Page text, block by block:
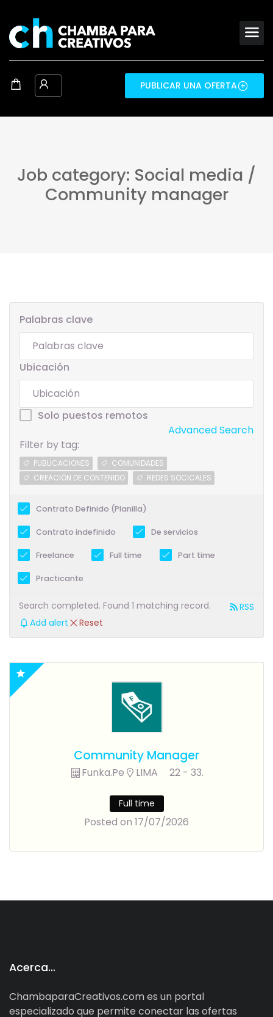
PUBLICAR UNA OFERTA
Job category: Social media /
Community manager
Palabras clave
Ubicación
Solo puestos remotos
Advanced Search
Filter by tag:
PUBLICACIONES
COMUNIDADES
CREACIÓN DE CONTENIDO
REDES SOCICALES
Contrato Definido (Planilla)
Contrato indefinido De servicios
Freelance Full time Part time
Practicante
Search completed. Found 1 matching record.
Reset
RSS
Add alert
Community Manager
Funka.pe LIMA 22 - 33.
Full time
Posted on 17/07/2026
Acerca…
ChambaparaCreativos.com es un portal
especializado que permite conectar las ofertas